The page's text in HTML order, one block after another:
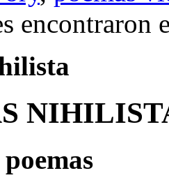
encontraron